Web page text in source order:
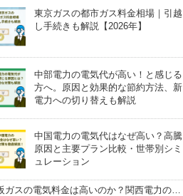
東京ガスの都市ガス料金相場｜引越
し手続きも解説【2026年】
中部電力の電気代が高い！と感じる
方へ。原因と効果的な節約方法、新
電力への切り替えも解説
中国電力の電気代はなぜ高い？高騰
原因と主要プラン比較・世帯別シミ
ュレーション
ガスの電気料金は高いのか？関西電力の料